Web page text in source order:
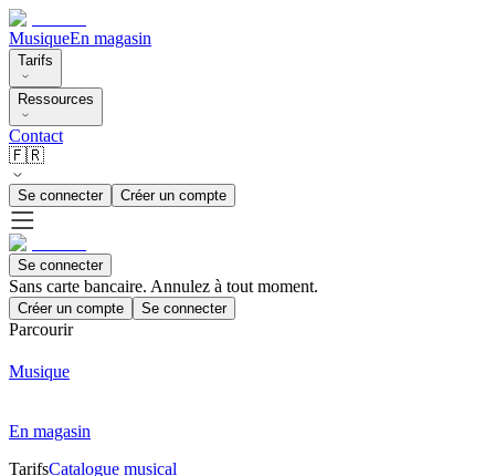
MusiqueEn magasin
Tarifs
Ressources
Contact
🇫🇷
Se connecter Créer un compte
Se connecter
Sans carte bancaire. Annulez à tout moment.
Créer un compte Se connecter
Parcourir
Musique
En magasin
TarifsCatalogue musical